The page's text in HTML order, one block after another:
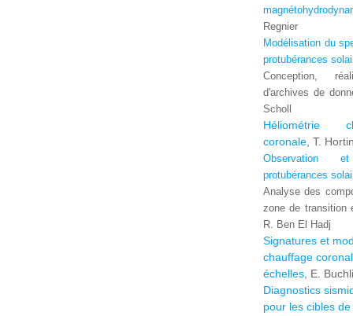
Regnier
Modélisation du
protubérances
Conception,
d'archives de
Scholl
Héliométrie
coronale , T.
Observation
protubérances
Analyse des
zone de transition
R. Ben El Hadj
Signatures et
chauffage
échelles , E.
Diagnostics
pour les cibles